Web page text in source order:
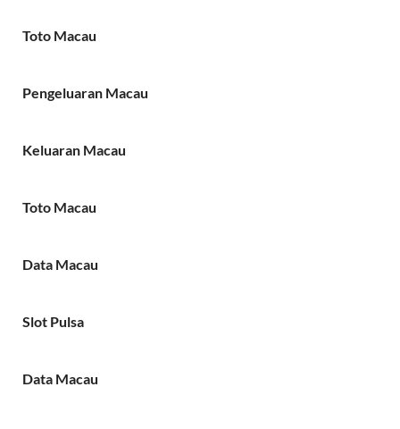
Toto Macau
Pengeluaran Macau
Keluaran Macau
Toto Macau
Data Macau
Slot Pulsa
Data Macau